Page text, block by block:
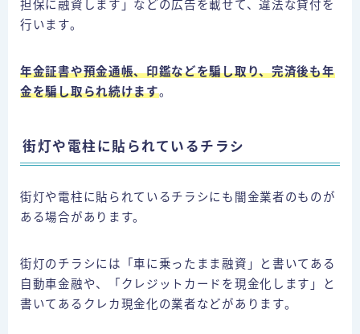
担保に融資します」などの広告を載せて、違法な貸付を
行います。
年金証書や預金通帳、印鑑などを騙し取り、完済後も年
金を騙し取られ続けます。
街灯や電柱に貼られているチラシ
街灯や電柱に貼られているチラシにも闇金業者のものが
ある場合があります。
街灯のチラシには「車に乗ったまま融資」と書いてある
自動車金融や、「クレジットカードを現金化します」と
書いてあるクレカ現金化の業者などがあります。